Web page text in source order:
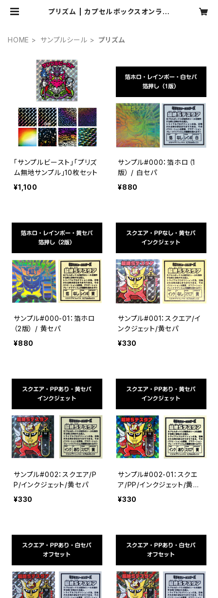
プリズム | カプセルボックスオンライ
HOME サンプルシール プリズム
「サンプルビースト」「プリズ
ム無地サンプル」10枚セット
¥1,100
サンプル#000：箔ホロ（1
版） / 白セパ
¥880
サンプル#000-01：箔ホロ
（2版） / 黄セパ
¥880
サンプル#001：スクエア/イ
ンクジェット/黄セパ
¥330
サンプル#002：スクエア/P
P/インクジェット/黄セパ
¥330
サンプル#002-01：スクエ
ア/PP/インクジェット/黄セ
パ
¥330